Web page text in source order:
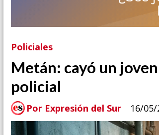
Metán: cayó un
policial
Policiales
16/05/
Por Expresión del Sur